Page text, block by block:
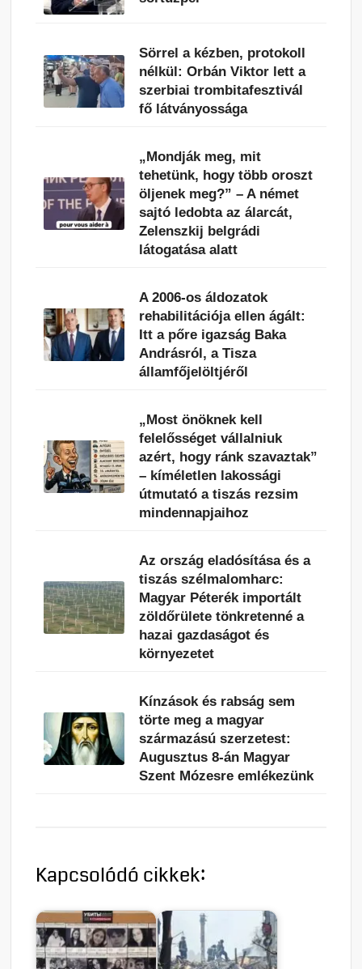
Sörrel a kézben, protokoll
nélkül: Orbán Viktor lett a
szerbiai trombitafesztivál
fő látványossága
„Mondják meg, mit
tehetünk, hogy több oroszt
öljenek meg?” – A német
sajtó ledobta az álarcát,
Zelenszkij belgrádi
látogatása alatt
A 2006-os áldozatok
rehabilitációja ellen ágált:
Itt a pőre igazság Baka
Andrásról, a Tisza
államfőjelöltjéről
„Most önöknek kell
felelősséget vállalniuk
azért, hogy ránk szavaztak”
– kíméletlen lakossági
útmutató a tiszás rezsim
mindennapjaihoz
Az ország eladósítása és a
tiszás szélmalomharc:
Magyar Péterék importált
zöldőrülete tönkretenné a
hazai gazdaságot és
környezetet
Kínzások és rabság sem
törte meg a magyar
származású szerzetest:
Augusztus 8-án Magyar
Szent Mózesre emlékezünk
Kapcsolódó cikkek: